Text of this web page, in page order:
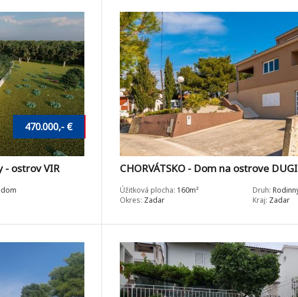
- ostrov VIR
470.000,- €
CHORVÁTSKO - Dom na ostrove
Úžitková plocha: 160m² Druh:
Okres: Zadar Kraj: Zadar